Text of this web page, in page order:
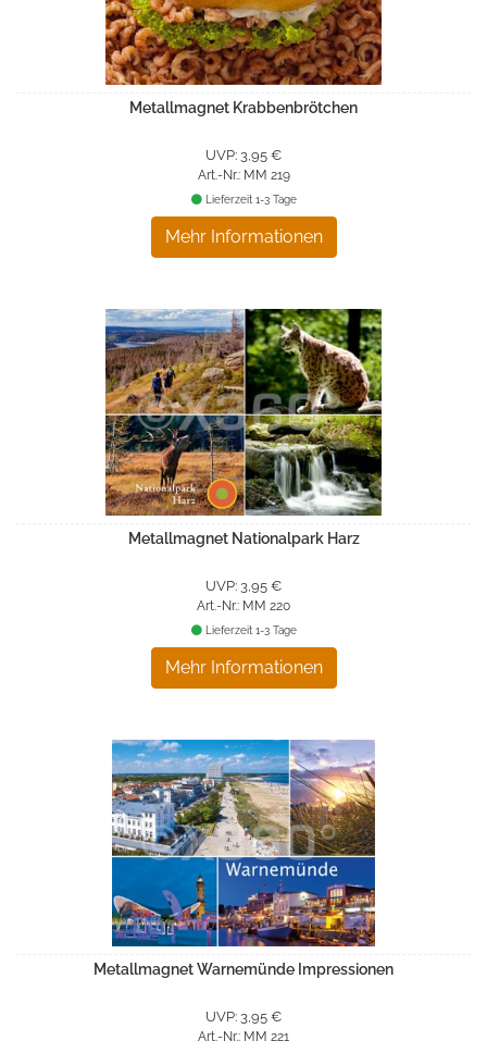
Metallmagnet Krabbenbrötchen
UVP: 3,95 €
Art.-Nr.: MM 219
Mehr Informationen
Lieferzeit 1-3 Tage
Metallmagnet Nationalpark Harz
UVP: 3,95 €
Art.-Nr.: MM 220
Mehr Informationen
Lieferzeit 1-3 Tage
Metallmagnet Warnemünde Impressionen
UVP: 3,95 €
Art.-Nr.: MM 221